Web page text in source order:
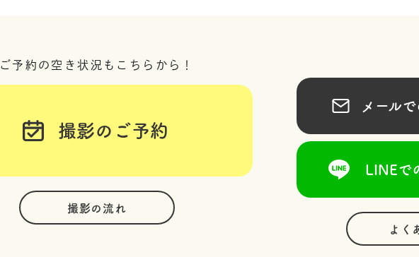
ご予約の空き状況もこちらから！
撮影のご予約
撮影の流れ
メールで
LINEでの
よく